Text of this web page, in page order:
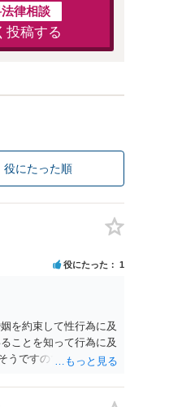
律相談
投稿する
役にたった順
役にたった 1
を約束して性行為に及
ことを知って行為に及
うですので、あまり慰